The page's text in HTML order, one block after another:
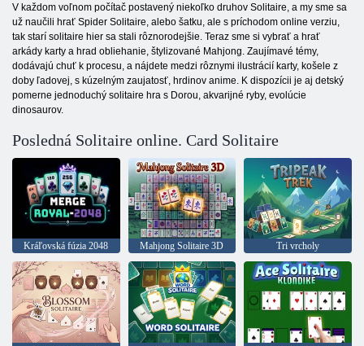
V každom voľnom počítač postavený niekoľko druhov Solitaire, a my sme sa
už naučili hrať Spider Solitaire, alebo šatku, ale s príchodom online verziu,
tak starí solitaire hier sa stali rôznorodejšie. Teraz sme si vybrať a hrať
arkády karty a hrad obliehanie, štylizované Mahjong. Zaujímavé témy,
dodávajú chuť k procesu, a nájdete medzi rôznymi ilustrácií karty, košele z
doby ľadovej, s kúzelným zaujatosť, hrdinov anime. K dispozícii je aj detský
pomerne jednoduchý solitaire hra s Dorou, akvarijné ryby, evolúcie
dinosaurov.
Posledná Solitaire online. Card Solitaire
Kráľovská fúzia 2048 Mahjong Solitaire 3D Tri vrcholy